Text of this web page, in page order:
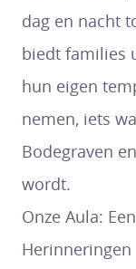
dag en nacht
biedt families
hun eigen
nemen, iets
Bodegraven
wordt.
Onze Aula:
Herinneringen